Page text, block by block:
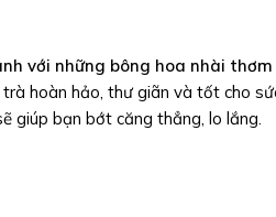
với những bông hoa nhài
hoàn hảo, thư giãn và tốt cho
giúp bạn bớt căng thẳng, lo lắng.